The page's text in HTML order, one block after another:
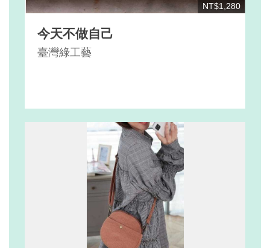
NT$1,280
今天不做自己
臺灣綠工藝